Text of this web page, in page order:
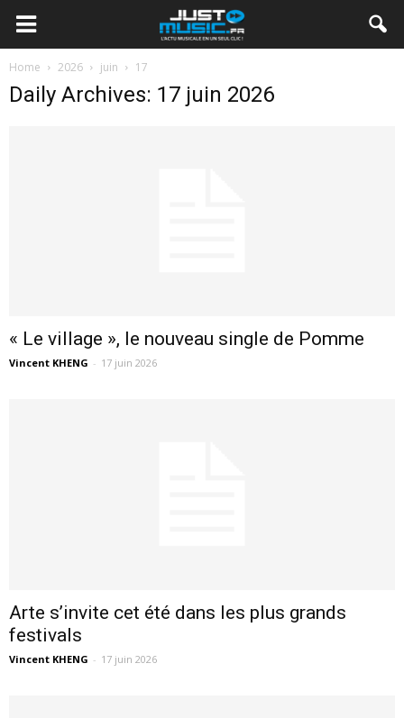
Home 2026 juin 17
Daily Archives: 17 juin 2026
« Le village », le nouveau single de Pomme
Vincent KHENG - 17 juin 2026
Arte s’invite cet été dans les plus grands
festivals
Vincent KHENG - 17 juin 2026